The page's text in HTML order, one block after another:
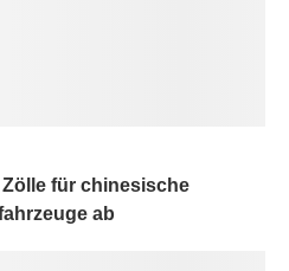
für chinesische
ab